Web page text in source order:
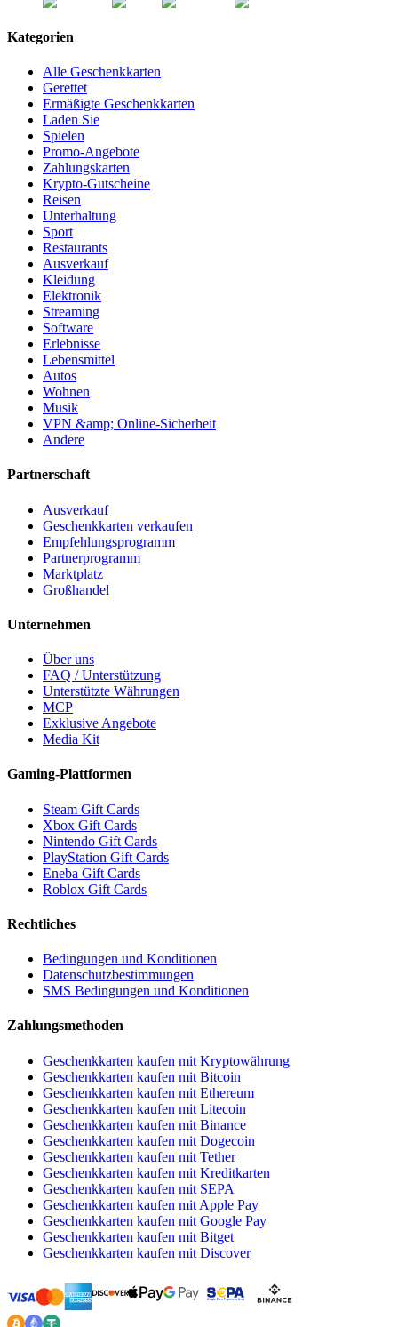
Kategorien
Alle Geschenkkarten
Gerettet
Ermäßigte Geschenkkarten
Laden Sie
Spielen
Promo-Angebote
Zahlungskarten
Krypto-Gutscheine
Reisen
Unterhaltung
Sport
Restaurants
Ausverkauf
Kleidung
Elektronik
Streaming
Software
Erlebnisse
Lebensmittel
Autos
Wohnen
Musik
VPN &amp; Online-Sicherheit
Andere
Partnerschaft
Ausverkauf
Geschenkkarten verkaufen
Empfehlungsprogramm
Partnerprogramm
Marktplatz
Großhandel
Unternehmen
Über uns
FAQ / Unterstützung
Unterstützte Währungen
MCP
Exklusive Angebote
Media Kit
Gaming-Plattformen
Steam Gift Cards
Xbox Gift Cards
Nintendo Gift Cards
PlayStation Gift Cards
Eneba Gift Cards
Roblox Gift Cards
Rechtliches
Bedingungen und Konditionen
Datenschutzbestimmungen
SMS Bedingungen und Konditionen
Zahlungsmethoden
Geschenkkarten kaufen mit Kryptowährung
Geschenkkarten kaufen mit Bitcoin
Geschenkkarten kaufen mit Ethereum
Geschenkkarten kaufen mit Litecoin
Geschenkkarten kaufen mit Binance
Geschenkkarten kaufen mit Dogecoin
Geschenkkarten kaufen mit Tether
Geschenkkarten kaufen mit Kreditkarten
Geschenkkarten kaufen mit SEPA
Geschenkkarten kaufen mit Apple Pay
Geschenkkarten kaufen mit Google Pay
Geschenkkarten kaufen mit Bitget
Geschenkkarten kaufen mit Discover